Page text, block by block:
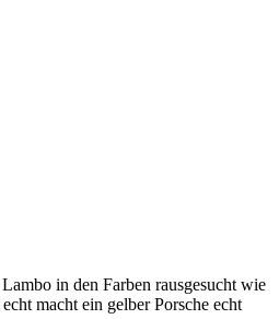
in den Farben rausgesucht wie
macht ein gelber Porsche echt